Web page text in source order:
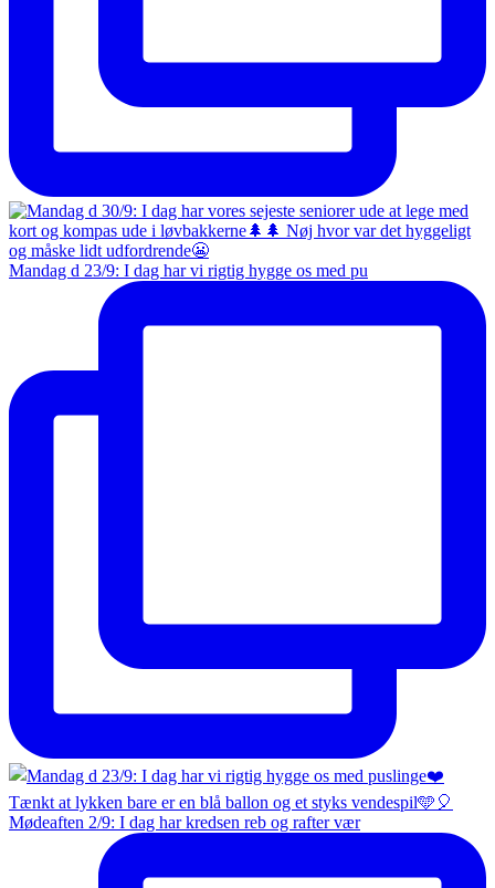
Mandag d 23/9: I dag har vi rigtig hygge os med pu
Mødeaften 2/9: I dag har kredsen reb og rafter vær